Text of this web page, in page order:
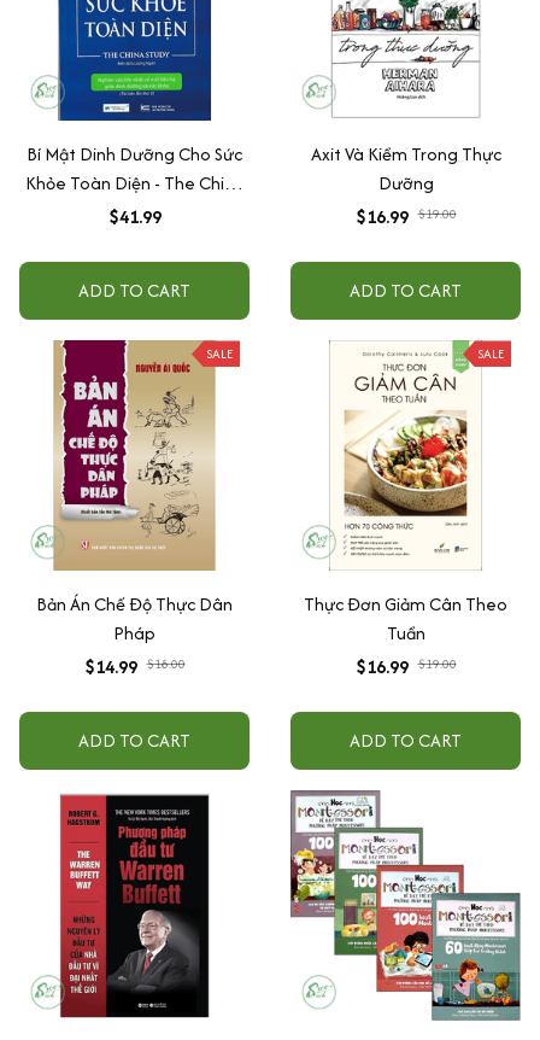
Bí Mật Dinh Dưỡng Cho Sức
Khỏe Toàn Diện - The China
Study
$41.99
ADD TO CART
Axit Và Kiềm Trong Thực
Dưỡng
$16.99 $19.00
ADD TO CART
SALE
Bản Án Chế Độ Thực Dân
Pháp
$14.99 $18.00
ADD TO CART
SALE
Thực Đơn Giảm Cân Theo
Tuần
$16.99 $19.00
ADD TO CART